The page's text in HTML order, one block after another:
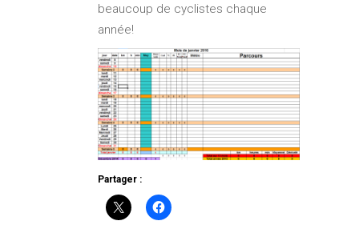
beaucoup de cyclistes chaque
année!
Partager :